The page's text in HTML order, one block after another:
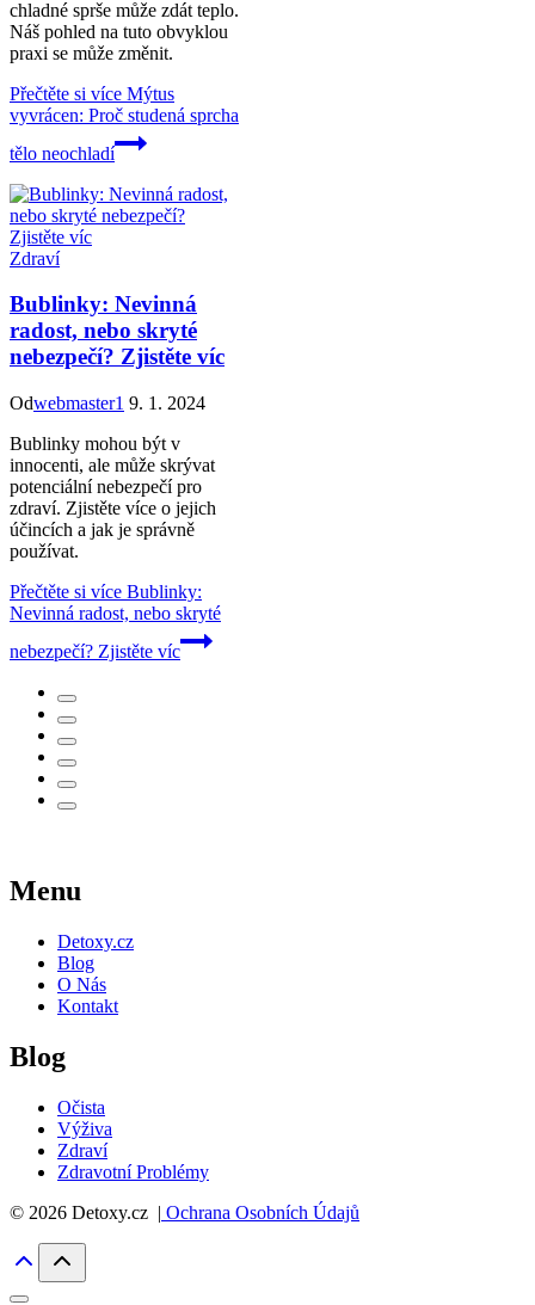
chladné sprše může zdát teplo.
Náš pohled na tuto obvyklou
praxi se může změnit.
Přečtěte si více Mýtus
vyvrácen: Proč studená sprcha
tělo neochladí
Zdraví
Bublinky: Nevinná
radost, nebo skryté
nebezpečí? Zjistěte víc
Odwebmaster1 9. 1. 2024
Bublinky mohou být v
innocenti, ale může skrývat
potenciální nebezpečí pro
zdraví. Zjistěte více o jejich
účincích a jak je správně
používat.
Přečtěte si více Bublinky:
Nevinná radost, nebo skryté
nebezpečí? Zjistěte víc
Menu
Detoxy.cz
Blog
O Nás
Kontakt
Blog
Očista
Výživa
Zdraví
Zdravotní Problémy
© 2026 Detoxy.cz | Ochrana Osobních Údajů